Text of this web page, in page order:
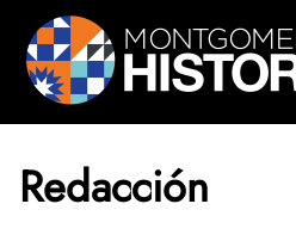
Saltar navegación
Inicio
Biblioteca y colecciones
Redacción